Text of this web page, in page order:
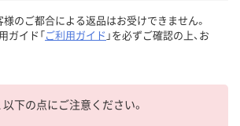
様のご都合による返品はお受けできません。
ガイド「ご利用ガイド 」を必ずご確認の上、お
以下の点にご注意ください。